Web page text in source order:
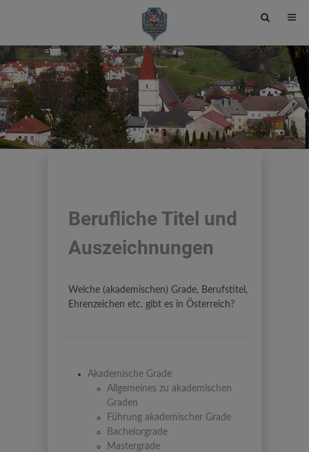
Site
toggle
Berufliche Titel und
Auszeichnungen
Welche (akademischen) Grade, Berufstitel,
Ehrenzeichen etc. gibt es in Österreich?
Akademische Grade
Allgemeines zu akademischen
Graden
Führung akademischer Grade
Bachelorgrade
Mastergrade